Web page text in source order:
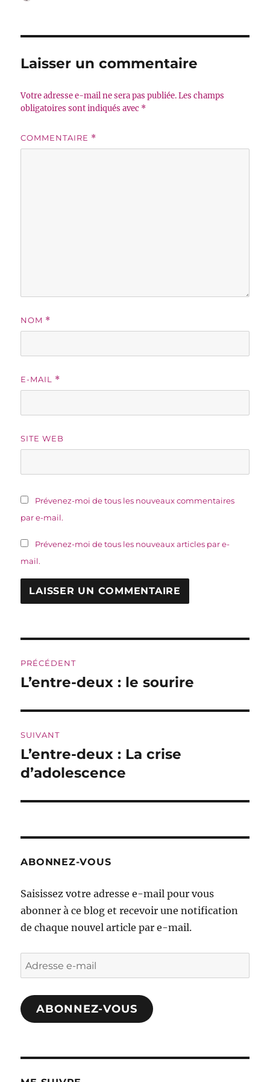
Laisser un commentaire
Votre adresse e-mail ne sera pas publiée. Les champs
obligatoires sont indiqués avec *
COMMENTAIRE *
NOM *
E-MAIL *
SITE WEB
Prévenez-moi de tous les nouveaux commentaires
par e-mail.
Prévenez-moi de tous les nouveaux articles par e-
mail.
de
PRÉCÉDENT
Publication
L’entre-deux : le sourire
SUIVANT
Publication
suivante :
L’entre-deux : La crise
d’adolescence
ABONNEZ-VOUS
Saisissez votre adresse e-mail pour vous
abonner à ce blog et recevoir une notification
de chaque nouvel article par e-mail.
Adresse
e-
mail
ABONNEZ-VOUS